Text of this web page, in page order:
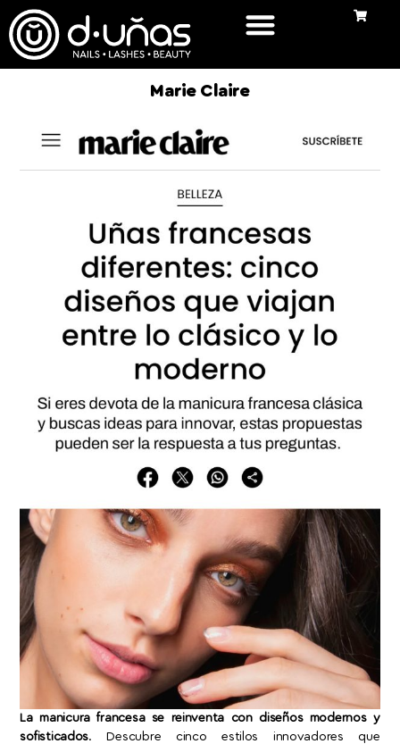
Marie Claire
La manicura francesa se reinventa con diseños modernos y
sofisticados. Descubre cinco estilos innovadores que